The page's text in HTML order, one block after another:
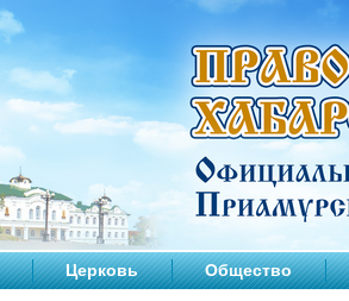
Церковь Общество